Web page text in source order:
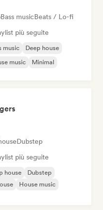
Bass musicBeats / Lo-fi
più seguite
music
Deep house
music Minimal
Dubstep
più seguite
house
Dubstep
House music